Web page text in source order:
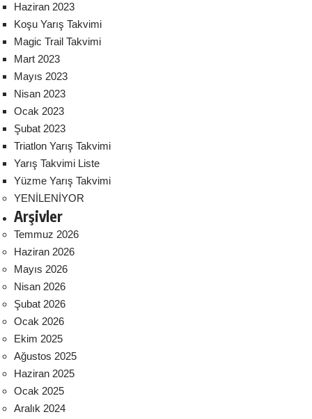
Haziran 2023
Koşu Yarış Takvimi
Magic Trail Takvimi
Mart 2023
Mayıs 2023
Nisan 2023
Ocak 2023
Şubat 2023
Triatlon Yarış Takvimi
Yarış Takvimi Liste
Yüzme Yarış Takvimi
YENİLENİYOR
Arşivler
Temmuz 2026
Haziran 2026
Mayıs 2026
Nisan 2026
Şubat 2026
Ocak 2026
Ekim 2025
Ağustos 2025
Haziran 2025
Ocak 2025
Aralık 2024